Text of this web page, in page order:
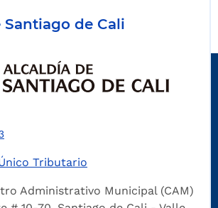
de Cali
Tributario
Administrativo Municipal (CAM)